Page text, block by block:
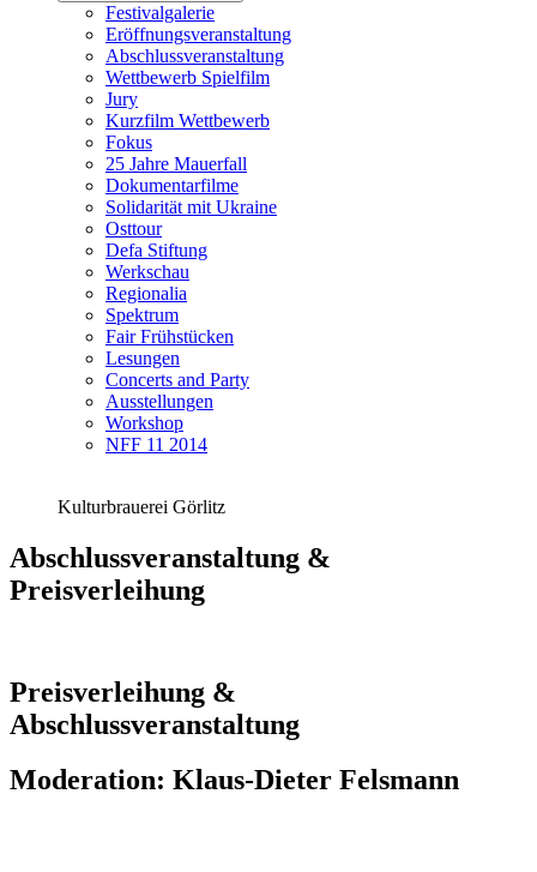
Festivalgalerie
Eröffnungsveranstaltung
Abschlussveranstaltung
Wettbewerb Spielfilm
Jury
Kurzfilm Wettbewerb
Fokus
25 Jahre Mauerfall
Dokumentarfilme
Solidarität mit Ukraine
Osttour
Defa Stiftung
Werkschau
Regionalia
Spektrum
Fair Frühstücken
Lesungen
Concerts and Party
Ausstellungen
Workshop
NFF 11 2014
Kulturbrauerei Görlitz
Abschlussveranstaltung &
Preisverleihung
Preisverleihung &
Abschlussveranstaltung
Moderation: Klaus-Dieter Felsmann